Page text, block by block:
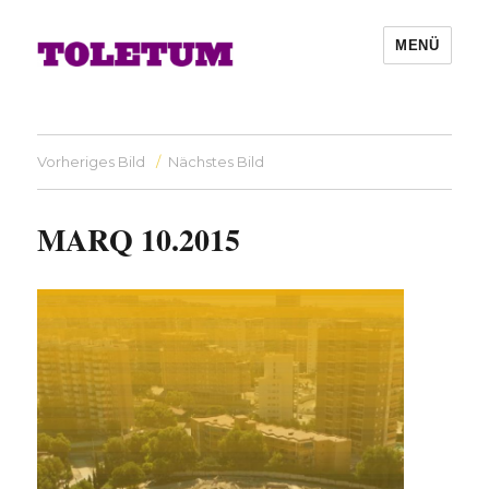
MENÜ
Vorheriges Bild Nächstes Bild
MARQ 10.2015